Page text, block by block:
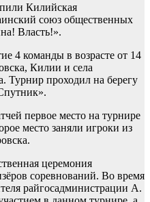
Килийская
союз общественных
Власть!».
4 команды в возрасте от 14
Килии и села
Турнир проходил на берегу
первое место на турнире
место заняли игроки из
церемония
соревнований. Во время
райгосадминистрации А.